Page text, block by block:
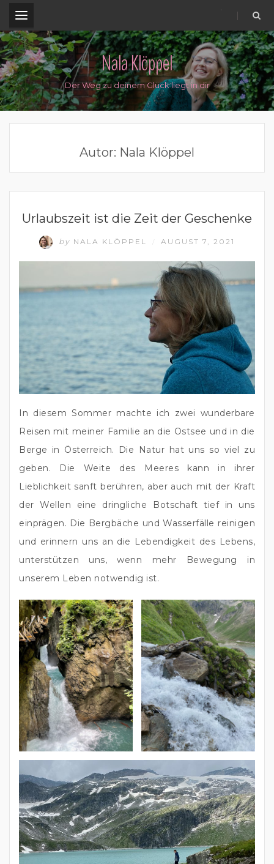
.
Nala Klöppel
Der Weg zu deinem Glück liegt in dir
Autor: Nala Klöppel
LEBEN MIT DER NATUR
Urlaubszeit ist die Zeit der Geschenke
by NALA KLÖPPEL AUGUST 7, 2021
In diesem Sommer machte ich zwei wunderbare
Reisen mit meiner Familie an die Ostsee und in die
Berge in Österreich. Die Natur hat uns so viel zu
geben. Die Weite des Meeres kann in ihrer
Lieblichkeit sanft berühren, aber auch mit der Kraft
der Wellen eine dringliche Botschaft tief in uns
einprägen. Die Bergbäche und Wasserfälle reinigen
und erinnern uns an die Lebendigkeit des Lebens,
unterstützen uns, wenn mehr Bewegung in
unserem Leben notwendig ist.